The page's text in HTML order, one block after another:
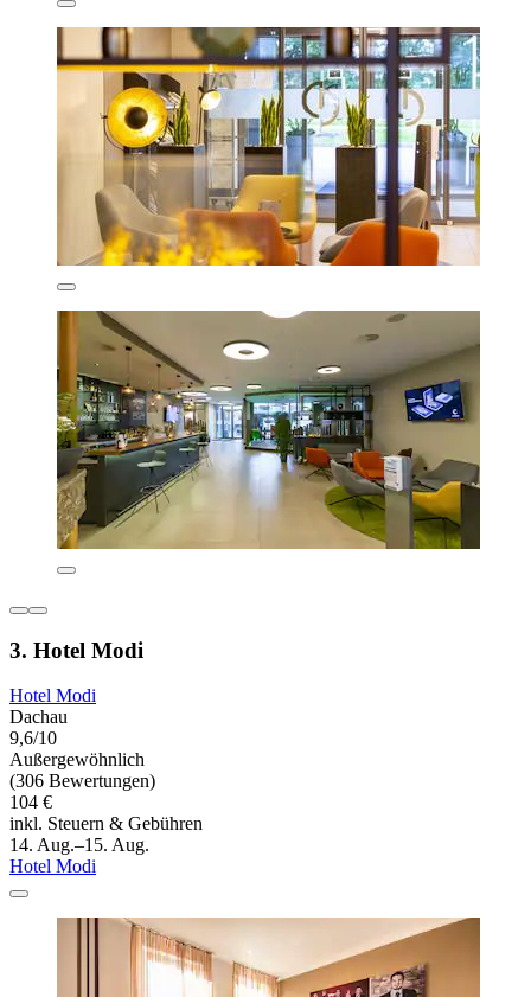
3. Hotel Modi
Hotel Modi
Dachau
9,6/10
Außergewöhnlich
(306 Bewertungen)
104 €
inkl. Steuern & Gebühren
14. Aug.–15. Aug.
Hotel Modi